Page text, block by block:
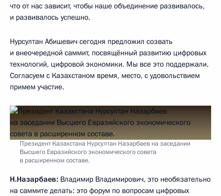
что от нас зависит, чтобы наше объединение развивалось,
и развивалось успешно.
Нурсултан Абишевич сегодня предложил созвать
и внеочередной саммит, посвящённый развитию цифровых
технологий, цифровой экономики. Мы все это поддержали.
Согласуем с Казахстаном время, место, с удовольствием
примем участие.
Президент Казахстана Нурсултан Назарбаев на заседании
Высшего Евразийского экономического совета
в расширенном составе.
Н.Назарбаев: Владимир Владимирович, это необязательно
на саммите делать: это форум по вопросам цифровых